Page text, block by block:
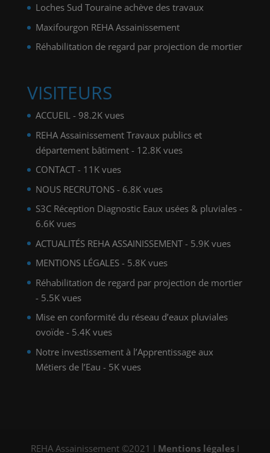
Loches Sud Touraine achève des travaux
Maxifourgon REHA Assainissement
Réhabilitation de regard par projection de mortier
VISITEURS
ACCUEIL- 98.2K vues
REHA Assainissement Travaux publics et
département bâtiment- 12.8K vues
CONTACT- 11K vues
NOUS RECRUTONS- 6.8K vues
S3C Réception Diagnostic Eaux usées & pluviales-
6.6K vues
ACTUALITÉS REHA ASSAINISSEMENT- 5.9K vues
MENTIONS LÉGALES- 5.8K vues
Réhabilitation de regard par projection de mortier
- 5.5K vues
Mise en conformité du réseau d’eaux pluviales
ovoïde- 5.4K vues
Notre investissement à l’Apprentissage aux
Métiers de l’Eau - 5K vues
REHA Assainissement ©2021 I Mentions légalesI